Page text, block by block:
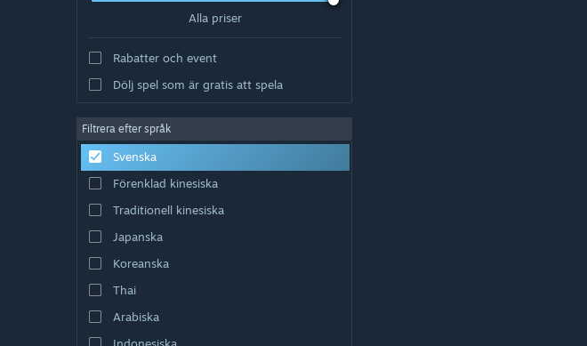
Alla priser
Rabatter och event
Dölj spel som är gratis att spela
Filtrera efter språk
Svenska
Förenklad kinesiska
Traditionell kinesiska
Japanska
Koreanska
Thai
Arabiska